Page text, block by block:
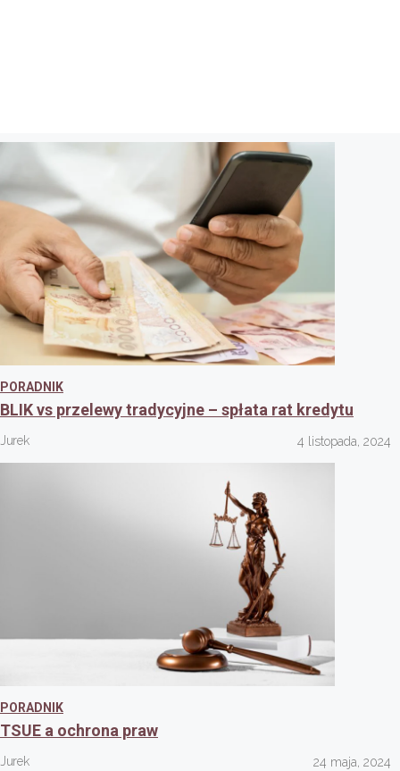
PORADNIK
BLIK vs przelewy tradycyjne – spłata rat kredytu
Jurek 4 listopada, 2024
PORADNIK
TSUE a ochrona praw
Jurek 24 maja, 2024